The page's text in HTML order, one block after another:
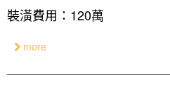
裝潢費用：120萬
more